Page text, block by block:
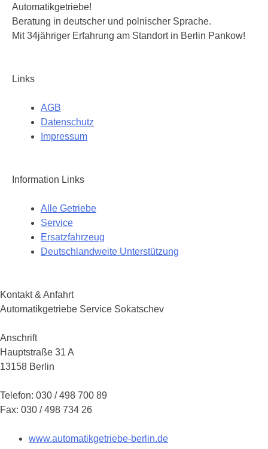
Automatikgetriebe!
Beratung in deutscher und polnischer Sprache.
Mit 34jähriger Erfahrung am Standort in Berlin Pankow!
Links
AGB
Datenschutz
Impressum
Information Links
Alle Getriebe
Service
Ersatzfahrzeug
Deutschlandweite Unterstützung
Kontakt & Anfahrt
Automatikgetriebe Service Sokatschev
Anschrift
Hauptstraße 31 A
13158 Berlin
Telefon: 030 / 498 700 89
Fax: 030 / 498 734 26
www.automatikgetriebe-berlin.de